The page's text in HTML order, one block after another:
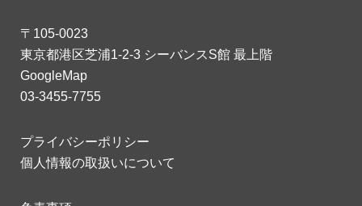
〒105-0023
東京都港区芝浦1-2-3 シーバンスS館 最上階
GoogleMap
03-3455-7755
プライバシーポリシー
個人情報の取扱いについて